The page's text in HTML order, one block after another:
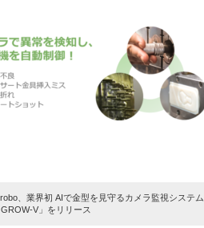
、業界初 AIで金型を見守るカメラ監視システム
GROW-V」をリリース